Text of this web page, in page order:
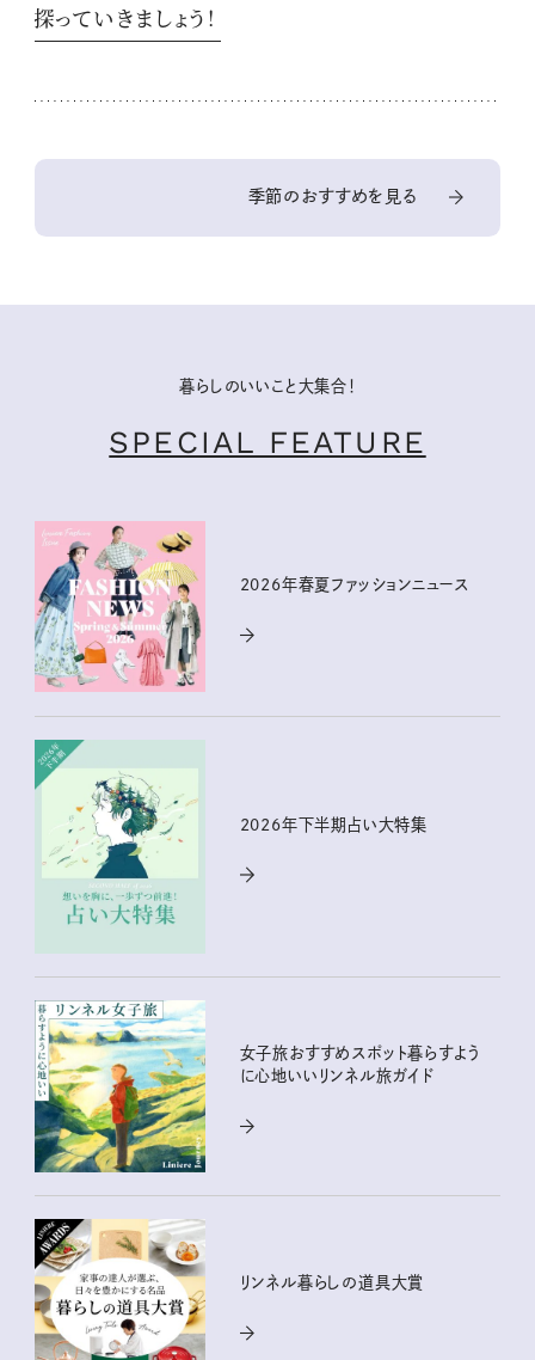
探っていきましょう！
季節のおすすめを見る
暮らしのいいこと大集合！
SPECIAL FEATURE
2026年春夏ファッションニュース
2026年下半期占い大特集
女子旅おすすめスポット暮らすよう
に心地いいリンネル旅ガイド
リンネル暮らしの道具大賞